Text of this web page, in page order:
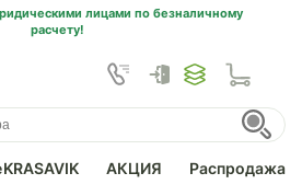
лицами по безналичному
расчету!
KRASAVIK АКЦИЯ Распродажа